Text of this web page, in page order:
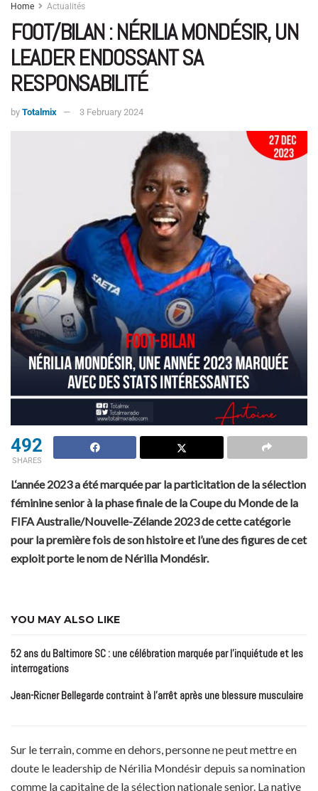
Home Actualités
FOOT/BILAN : NÉRILIA MONDÉSIR, UN
LEADER ENDOSSANT SA
RESPONSABILITÉ
by Totalmix 3 February 2024
492
SHARES
L‘année 2023 a été marquée par la particitation de la sélection
féminine senior à la phase finale de la Coupe du Monde de la
FIFA Australie/Nouvelle-Zélande 2023 de cette catégorie
pour la première fois de son histoire et l’une des figures de cet
exploit porte le nom de Nérilia Mondésir.
YOU MAY ALSO LIKE
52 ans du Baltimore SC : une célébration marquée par l’inquiétude et les
interrogations
Jean-Ricner Bellegarde contraint à l’arrêt après une blessure musculaire
Sur le terrain, comme en dehors, personne ne peut mettre en
doute le leadership de Nérilia Mondésir depuis sa nomination
comme la capitaine de la sélection nationale senior. La native